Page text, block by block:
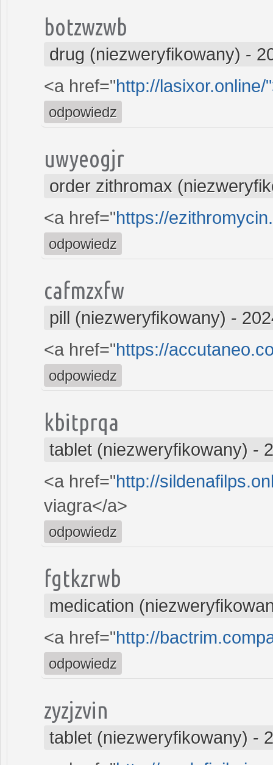
botzwzwb
drug (niezweryfikowany) -
<a href="http://lasixor.online/
odpowiedz
uwyeogjr
order zithromax
<a href="https://
odpowiedz
cafmzxfw
pill (niezweryfikowany) -
<a href="https://
odpowiedz
kbitprqa
tablet (niezweryfikowany) -
<a href="http://
viagra</a>
odpowiedz
fgtkzrwb
medication
<a href="http://
odpowiedz
zyzjzvin
tablet (niezweryfikowany) -